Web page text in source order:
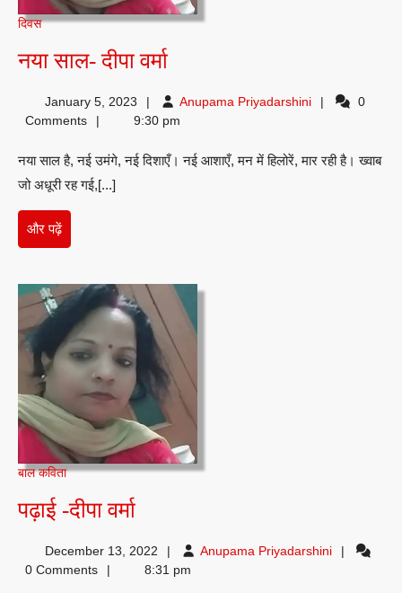
दिवस
नया साल- दीपा वर्मानया
दीपा
January 5, 2023 Anupama PriyadarshiniAnupama
0
Comments
9:30 pm
नया साल है, नई उमंगे, नई दिशाएँ। नई आशाएँ, मन में हिलोरें, मार रही है। ख्वाब
जो अधूरी रह गई,[...]
और पढ़ेंऔर
पढ़ें
बाल कविता
पढ़ाई -दीपा वर्मापढ़ाई
वर्मा
December 13, 2022 Anupama PriyadarshiniAnupama
0 Comments 8:31 pm